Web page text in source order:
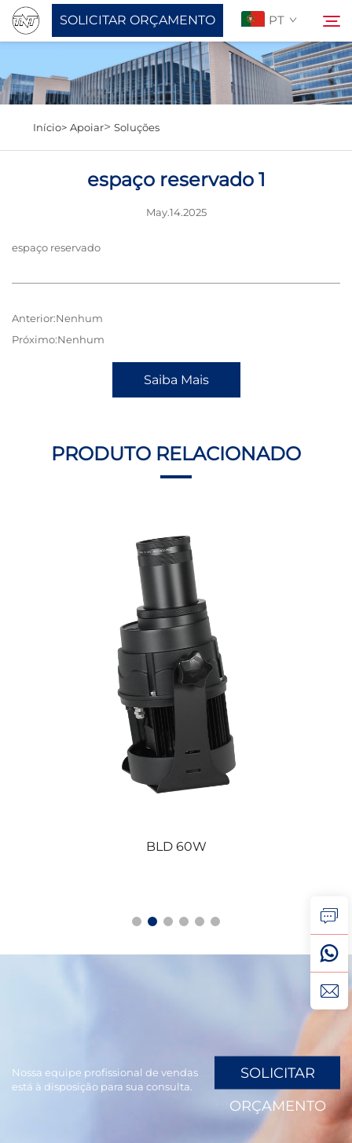
SOLICITAR ORÇAMENTO PT
Sobre Nós
Entre em Contato
Início> Apoiar> Soluções
espaço reservado 1
May.14.2025
espaço reservado
Anterior:Nenhum
Próximo:Nenhum
Saiba Mais
PRODUTO RELACIONADO
projetor de Logotipo Rotativo Externo 150W, Luz
Nossa equipe profissional de vendas
está à disposição para sua consulta.
SOLICITAR
ORÇAMENTO